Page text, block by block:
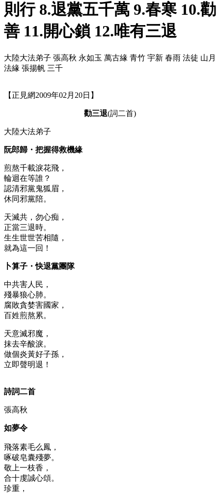
則行 8.退黨五千萬 9.春寒 10.勸
善 11.開心鎖 12.唯有三退
大陸大法弟子 張高秋 永如玉 萬古緣 青竹 宇新 春雨 法徒 山月
法緣 張揚帆 三千
【正見網2009年02月20日】
勸三退(詞二首)
大陸大法弟子
阮郎歸・把握得救機緣
煎熬千載淚花飛，
輪迴在等誰？
認清邪黨鬼狐眉，
休同邪黨陪。
天滅共，勿心痴，
正當三退時。
生生世世苦相隨，
就為這一回！
卜算子・快退黨團隊
中共害人民，
殘暴狼心肺。
腐敗貪婪害國家，
百姓煎熬累。
天意滅邪魔，
抹去辛酸淚。
做個炎黃好子孫，
立即聲明退！
詩詞二首
張高秋
如夢令
飛落素毛么鳳，
啄破皂囊殘夢。
敬上一枝香，
合十虔誠心頌。
珍重，